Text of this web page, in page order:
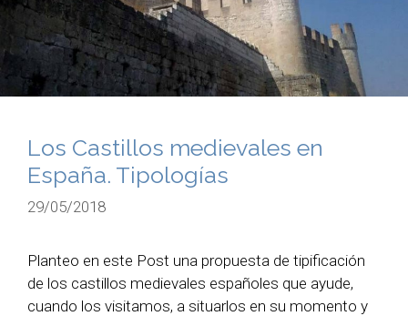
Los Castillos medievales en
España. Tipologías
29/05/2018
Planteo en este Post una propuesta de tipificación
de los castillos medievales españoles que ayude,
cuando los visitamos, a situarlos en su momento y